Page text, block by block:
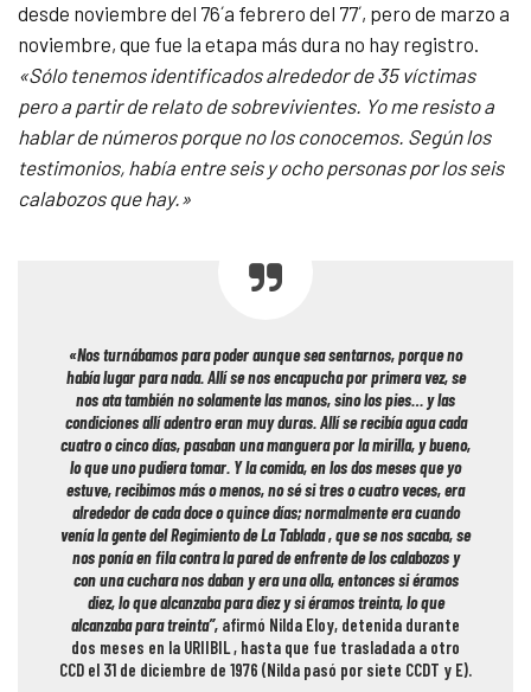
desde noviembre del 76´a febrero del 77´, pero de marzo a
noviembre, que fue la etapa más dura no hay registro.
«Sólo tenemos identificados alrededor de 35 víctimas
pero a partir de relato de sobrevivientes. Yo me resisto a
hablar de números porque no los conocemos. Según los
testimonios, había entre seis y ocho personas por los seis
calabozos que hay.»
«Nos turnábamos para poder aunque sea sentarnos, porque no
había lugar para nada. Allí se nos encapucha por primera vez, se
nos ata también no solamente las manos, sino los pies… y las
condiciones allí adentro eran muy duras. Allí se recibía agua cada
cuatro o cinco días, pasaban una manguera por la mirilla, y bueno,
lo que uno pudiera tomar. Y la comida, en los dos meses que yo
estuve, recibimos más o menos, no sé si tres o cuatro veces, era
alrededor de cada doce o quince días; normalmente era cuando
venía la gente del Regimiento de La Tablada , que se nos sacaba, se
nos ponía en fila contra la pared de enfrente de los calabozos y
con una cuchara nos daban y era una olla, entonces si éramos
diez, lo que alcanzaba para diez y si éramos treinta, lo que
alcanzaba para treinta”, afirmó Nilda Eloy, detenida durante
dos meses en la URIIBIL , hasta que fue trasladada a otro
CCD el 31 de diciembre de 1976 (Nilda pasó por siete CCDT y E).